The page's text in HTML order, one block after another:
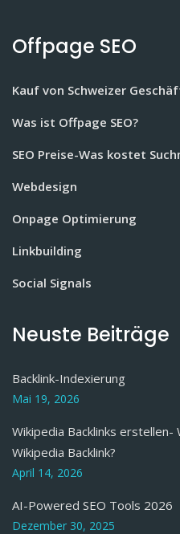
Offpage SEO
Kauf von Schweizer
Was ist Offpage SEO?
SEO Preise-Was kostet
Webdesign
Onpage Optimierung
Linkbuilding
Social Signals
Neuste Beiträge
Backlink-Indexierung
Mai 19, 2026
Wikipedia Backlinks erstellen-
Wikipedia Backlink?
April 14, 2026
AI-Powered SEO Tools 2026
Dezember 30, 2025